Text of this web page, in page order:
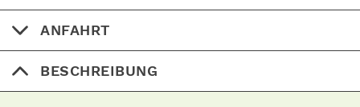
ANFAHRT
BESCHREIBUNG